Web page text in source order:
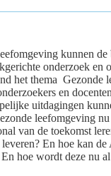
kunnen de
onderzoek en
het thema Gezonde
en
uitdagingen
leefomgeving
van de toekomst
En hoe kan
hoe wordt deze nu